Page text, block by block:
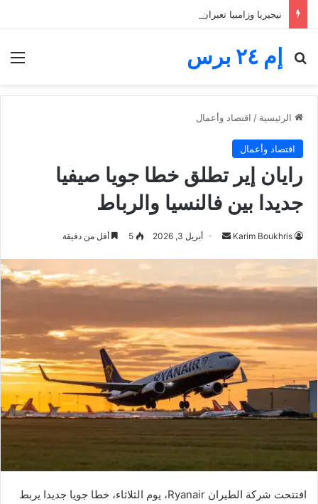
إم ٢٤ برس
بحث عن
الرئيسية / اقتصاد وأعمال
اقتصاد وأعمال
رايان إير تطلق خطا جويا صيفيا
جديدا بين فالنسيا والرباط
Karim Boukhris
أرسل أبريل 3, 2026 5 أقل من دقيقة
افتتحت شركة الطيران Ryanair، يوم الثلاثاء، خطا جويا جديدا يربط